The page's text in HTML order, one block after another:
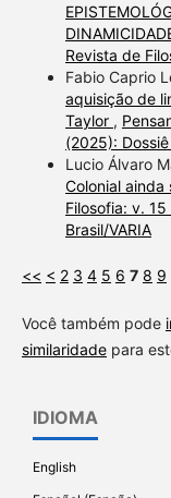
Revista de
Fabio Caprio
aquisição de
Taylor ,
(2025):
Lucio Álvaro
Colonial ainda
Filosofia: v.
Brasil/VARIA
<< < 2 3 4 5 6 7 8 9
Você também pode
similaridadepara
IDIOMA
English